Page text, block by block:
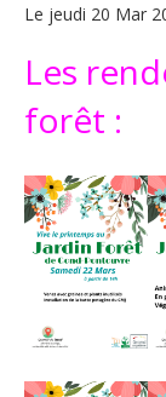
Le jeudi 20 Mar
Les
forêt :